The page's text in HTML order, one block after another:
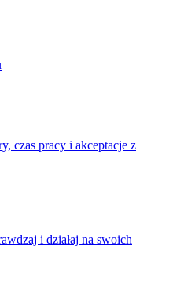
czas pracy i akceptacje z
i działaj na swoich